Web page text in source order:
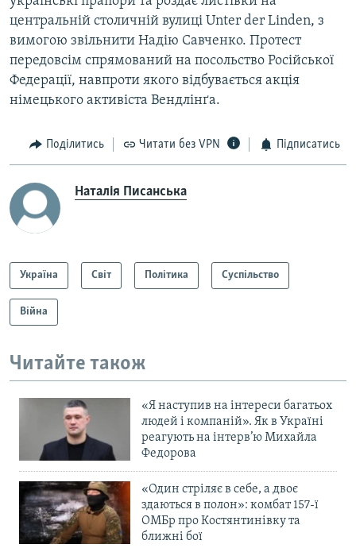
центральній столичній вулиці Unter der Linden, з
вимогою звільнити Надію Савченко. Протест
передовсім спрямований на посольство Російської
Федерації, навпроти якого відбувається акція
німецького активіста Вендлінґа.
Поділитись Читати без VPN Підписатись
Наталія Писанська
Україна Світ Політика Суспільство
Війна
Читайте також
«Я наступив на інтереси багатьох
людей і компаній». Як в Україні
реагують на інтерв’ю Михайла
Федорова
«Один стріляє в себе, а двоє
здаються в полон»: комбат 157-ї
ОМБр про Костянтинівку та
ближні бої